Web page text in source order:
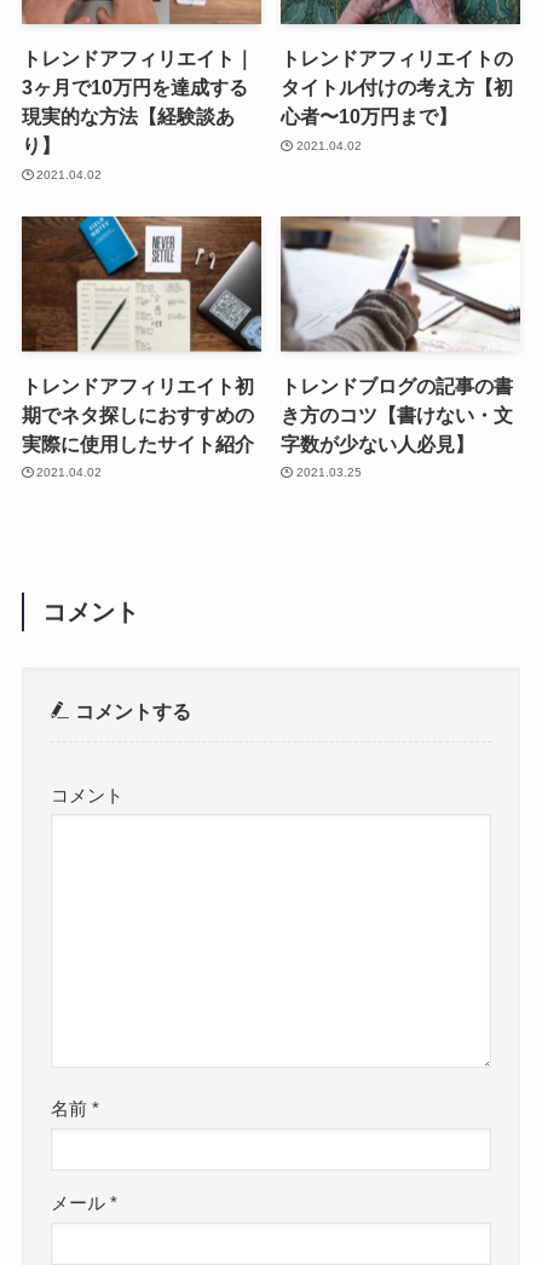
トレンドアフィリエイト｜
3ヶ月で10万円を達成する
現実的な方法【経験談あ
り】
2021.04.02
トレンドアフィリエイトの
タイトル付けの考え方【初
心者〜10万円まで】
2021.04.02
トレンドアフィリエイト初
期でネタ探しにおすすめの
実際に使用したサイト紹介
2021.04.02
トレンドブログの記事の書
き方のコツ【書けない・文
字数が少ない人必見】
2021.03.25
コメント
コメントする
コメント
名前*
メール*